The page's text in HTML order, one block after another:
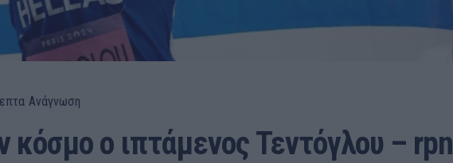
Ανάγνωση
κόσμο ο ιπτάμενος Τεντόγλου – rpn